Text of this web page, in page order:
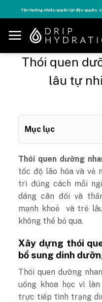
to
content
Tận hưởng nhiều quyền lợi độc quyền,
Thói quen
lâu tự
Mục lục
Thói quen dưỡng
tốc độ lão hóa và vẻ
trì đúng cách mỗi
dáng cân đối và
mạnh khoẻ và trẻ
không thể bỏ qua.
Xây dựng thói
bổ sung dinh
Thói quen dưỡng
uống khoa học vì
trực tiếp tình trạng